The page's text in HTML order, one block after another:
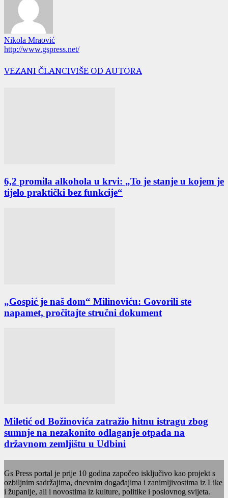
Nikola Mraović
http://www.gspress.net/
VEZANI ČLANCIVIŠE OD AUTORA
6,2 promila alkohola u krvi: „To je stanje u kojem je
tijelo praktički bez funkcije“
„Gospić je naš dom“ Milinoviću: Govorili ste
napamet, pročitajte stručni dokument
Miletić od Božinovića zatražio hitnu istragu zbog
sumnje na nezakonito odlaganje otpada na
državnom zemljištu u Udbini
Gs Press portal je prije 10 godina započeo isključivo kao projekt s
ozbiljnim sadržajima, dnevnim događajima i zanimljivostima iz Like
i županije, ali i novostima iz kulture, politike i poslovnog svijeta.